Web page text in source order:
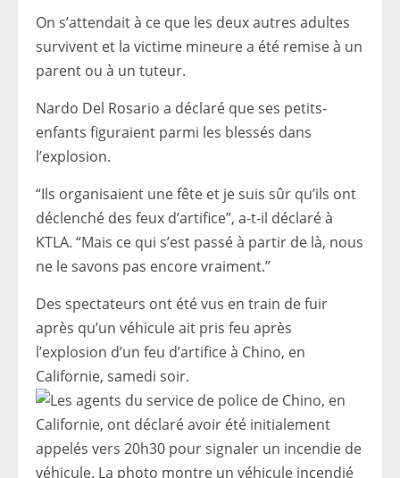
On s’attendait à ce que les deux autres adultes
survivent et la victime mineure a été remise à un
parent ou à un tuteur.
Nardo Del Rosario a déclaré que ses petits-
enfants figuraient parmi les blessés dans
l’explosion.
“Ils organisaient une fête et je suis sûr qu’ils ont
déclenché des feux d’artifice”, a-t-il déclaré à
KTLA. “Mais ce qui s’est passé à partir de là, nous
ne le savons pas encore vraiment.”
Des spectateurs ont été vus en train de fuir
après qu’un véhicule ait pris feu après
l’explosion d’un feu d’artifice à Chino, en
Californie, samedi soir.